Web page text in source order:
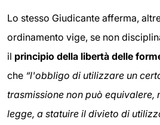
Lo stesso Giudicante afferma,
ordinamento vige, se non
il principio della libertà delle
che “l'obbligo di utilizzare un
trasmissione non può equivalere,
legge, a statuire il divieto di